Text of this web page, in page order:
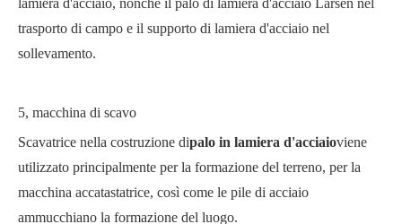
lamiera d'acciaio, nonché il palo di lamiera d'acciaio Larsen nel
trasporto di campo e il supporto di lamiera d'acciaio nel
sollevamento.
5, macchina di scavo
Scavatrice nella costruzione dipalo in lamiera d'acciaioviene
utilizzato principalmente per la formazione del terreno, per la
macchina accatastatrice, così come le pile di acciaio
ammucchiano la formazione del luogo.